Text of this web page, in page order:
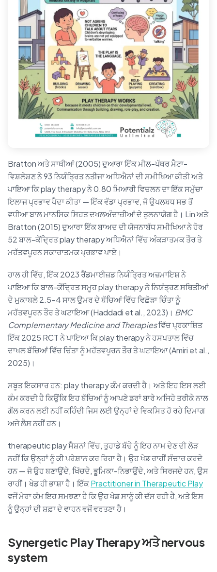
Bratton ਅਤੇ ਸਾਥੀਆਂ (2005) ਦੁਆਰਾ ਇੱਕ ਮੀਲ-ਪੱਥਰ ਮੈਟਾ-
ਵਿਸ਼ਲੇਸ਼ਣ ਨੇ 93 ਨਿਯੰਤ੍ਰਿਤ ਨਤੀਜਾ ਅਧਿਐਨਾਂ ਦੀ ਸਮੀਖਿਆ ਕੀਤੀ ਅਤੇ
ਪਾਇਆ ਕਿ play therapy ਨੇ 0.80 ਮਿਆਰੀ ਵਿਚਲਨ ਦਾ ਇੱਕ ਸਮੁੱਚਾ
ਇਲਾਜ ਪ੍ਰਭਾਵ ਪੈਦਾ ਕੀਤਾ — ਇੱਕ ਵੱਡਾ ਪ੍ਰਭਾਵ, ਜੋ ਉਪਲਬਧ ਸਭ ਤੋਂ
ਵਧੀਆ ਬਾਲ ਮਾਨਸਿਕ ਸਿਹਤ ਦਖਲਅੰਦਾਜ਼ੀਆਂ ਦੇ ਤੁਲਨਾਯੋਗ ਹੈ। Lin ਅਤੇ
Bratton (2015) ਦੁਆਰਾ ਇੱਕ ਬਾਅਦ ਦੀ ਯੋਜਨਾਬੱਧ ਸਮੀਖਿਆ ਨੇ ਹੋਰ
52 ਬਾਲ-ਕੇਂਦ੍ਰਿਤ play therapy ਅਧਿਐਨਾਂ ਵਿੱਚ ਅੰਕੜਾਤਮਕ ਤੌਰ ਤੇ
ਮਹੱਤਵਪੂਰਨ ਸਕਾਰਾਤਮਕ ਪ੍ਰਭਾਵ ਪਾਏ।
ਹਾਲ ਹੀ ਵਿੱਚ, ਇੱਕ 2023 ਰੈਂਡਮਾਈਜ਼ਡ ਨਿਯੰਤ੍ਰਿਤ ਅਜ਼ਮਾਇਸ਼ ਨੇ
ਪਾਇਆ ਕਿ ਬਾਲ-ਕੇਂਦ੍ਰਿਤ ਸਮੂਹ play therapy ਨੇ ਨਿਯੰਤ੍ਰਣ ਸਥਿਤੀਆਂ
ਦੇ ਮੁਕਾਬਲੇ 2.5–4 ਸਾਲ ਉਮਰ ਦੇ ਬੱਚਿਆਂ ਵਿੱਚ ਵਿਛੋੜਾ ਚਿੰਤਾ ਨੂੰ
ਮਹੱਤਵਪੂਰਨ ਤੌਰ ਤੇ ਘਟਾਇਆ (Haddadi et al., 2023)। BMC
Complementary Medicine and Therapiesਵਿੱਚ ਪ੍ਰਕਾਸ਼ਿਤ
ਇੱਕ 2025 RCT ਨੇ ਪਾਇਆ ਕਿ play therapy ਨੇ ਹਸਪਤਾਲ ਵਿੱਚ
ਦਾਖਲ ਬੱਚਿਆਂ ਵਿੱਚ ਚਿੰਤਾ ਨੂੰ ਮਹੱਤਵਪੂਰਨ ਤੌਰ ਤੇ ਘਟਾਇਆ (Amiri et al.,
2025)।
ਸਬੂਤ ਇਕਸਾਰ ਹਨ: play therapy ਕੰਮ ਕਰਦੀ ਹੈ। ਅਤੇ ਇਹ ਇਸ ਲਈ
ਕੰਮ ਕਰਦੀ ਹੈ ਕਿਉਂਕਿ ਇਹ ਬੱਚਿਆਂ ਨੂੰ ਆਪਣੇ ਡਰਾਂ ਬਾਰੇ ਅਜਿਹੇ ਤਰੀਕੇ ਨਾਲ
ਗੱਲ ਕਰਨ ਲਈ ਨਹੀਂ ਕਹਿੰਦੀ ਜਿਸ ਲਈ ਉਨ੍ਹਾਂ ਦੇ ਵਿਕਸਿਤ ਹੋ ਰਹੇ ਦਿਮਾਗ
ਅਜੇ ਲੈਸ ਨਹੀਂ ਹਨ।
therapeutic play ਸੈਸ਼ਨਾਂ ਵਿੱਚ, ਤੁਹਾਡੇ ਬੱਚੇ ਨੂੰ ਇਹ ਨਾਮ ਦੇਣ ਦੀ ਲੋੜ
ਨਹੀਂ ਕਿ ਉਨ੍ਹਾਂ ਨੂੰ ਕੀ ਪਰੇਸ਼ਾਨ ਕਰ ਰਿਹਾ ਹੈ। ਉਹ ਖੇਡ ਰਾਹੀਂ ਸੰਚਾਰ ਕਰਦੇ
ਹਨ — ਜੋ ਉਹ ਬਣਾਉਂਦੇ, ਖਿੱਚਦੇ, ਭੂਮਿਕਾ-ਨਿਭਾਉਂਦੇ, ਅਤੇ ਸਿਰਜਦੇ ਹਨ, ਉਸ
ਰਾਹੀਂ। ਖੇਡ ਹੀ ਭਾਸ਼ਾ ਹੈ। ਇੱਕPractitioner in Therapeutic Play
ਵਜੋਂ ਮੇਰਾ ਕੰਮ ਇਹ ਸਮਝਣਾ ਹੈ ਕਿ ਉਹ ਖੇਡ ਸਾਨੂੰ ਕੀ ਦੱਸ ਰਹੀ ਹੈ, ਅਤੇ ਇਸ
ਨੂੰ ਉਨ੍ਹਾਂ ਦੀ ਸ਼ਫ਼ਾ ਦੇ ਵਾਹਨ ਵਜੋਂ ਵਰਤਣਾ ਹੈ।
Synergetic Play Therapy ਅਤੇ nervous
system